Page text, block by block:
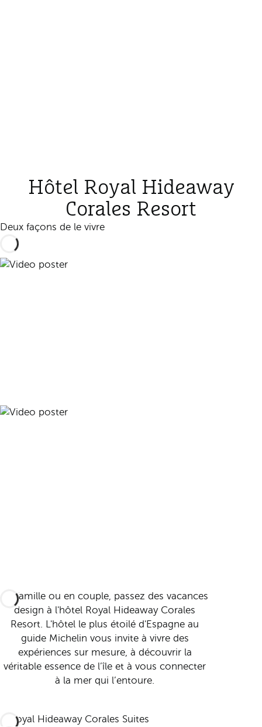
Hôtel Royal Hideaway
Corales Resort
Deux façons de le vivre
Lire la vidéo
En famille ou en couple, passez des vacances
design à l'hôtel Royal Hideaway Corales
Resort. L'hôtel le plus étoilé d'Espagne au
guide Michelin vous invite à vivre des
expériences sur mesure, à découvrir la
véritable essence de l’île et à vous connecter
à la mer qui l’entoure.